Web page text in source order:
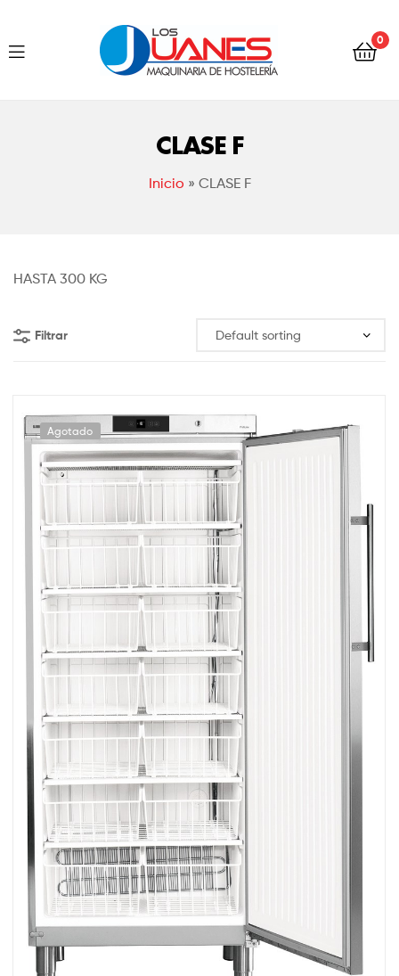
Juanes
0
CLASE F
Inicio » CLASE F
Los
HASTA 300 KG
Filtrar
Agotado